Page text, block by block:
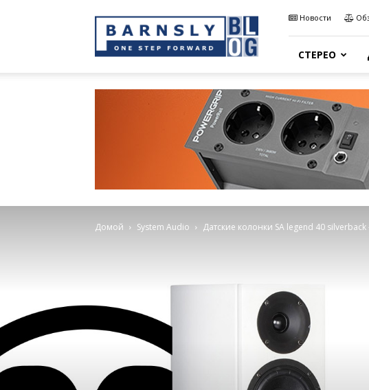
Sound
Blog
Новости
СТЕРЕО
Домой System Audio Датские колонки SA legend 40